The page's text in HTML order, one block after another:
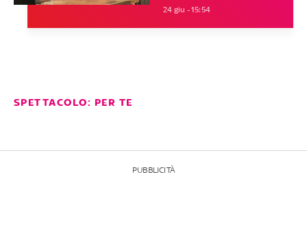
24 giu - 15:54
SPETTACOLO: PER TE
PUBBLICITÀ